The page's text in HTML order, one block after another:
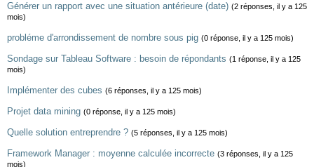
Générer un rapport avec une situation antérieure (date) (2 réponses, il y a 125
mois)
probléme d'arrondissement de nombre sous pig (0 réponse, il y a 125 mois)
Sondage sur Tableau Software : besoin de répondants (1 réponse, il y a 125
mois)
Implémenter des cubes (6 réponses, il y a 125 mois)
Projet data mining (0 réponse, il y a 125 mois)
Quelle solution entreprendre ? (5 réponses, il y a 125 mois)
Framework Manager : moyenne calculée incorrecte (3 réponses, il y a 125
mois)